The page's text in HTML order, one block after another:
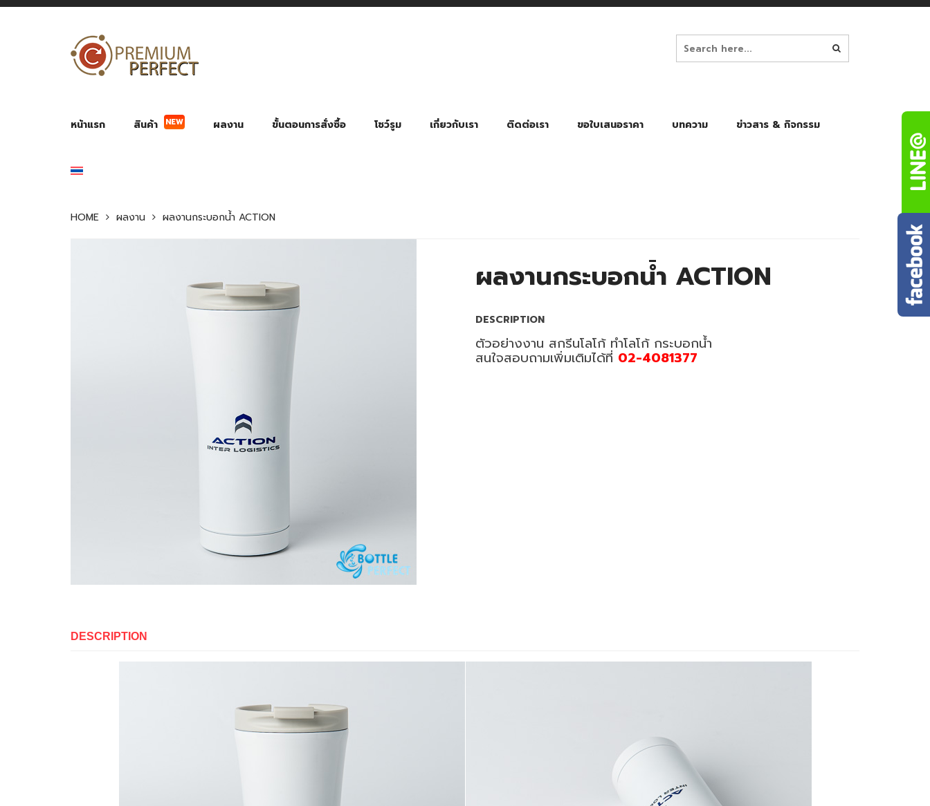
หน้าแรก สินค้า NEW ผลงาน ขั้นตอนการสั่งซื้อ โชว์รูม เกี่ยวกับเรา ติดต่อเรา ขอใบเสนอราคา บทความ ข่าวสาร & กิจกรรม
HOME ผลงาน ผลงานกระบอกน้ำ ACTION
ผลงานกระบอกน้ำ ACTION
DESCRIPTION
ตัวอย่างงาน สกรีนโลโก้ ทำโลโก้ กระบอกน้ำ
สนใจสอบถามเพิ่มเติมได้ที่ 02-4081377
DESCRIPTION